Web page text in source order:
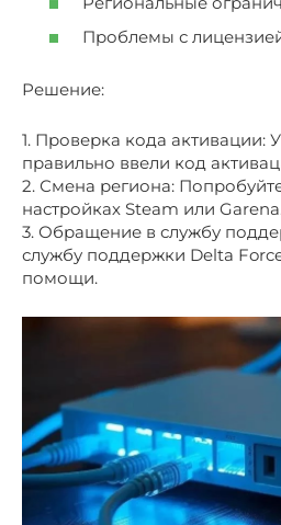
Проблемы с
Решение:
1. Проверка кода активации:
правильно ввели код
2. Смена региона:
настройках Steam или
3. Обращение в службу
службу поддержки Delta
помощи.